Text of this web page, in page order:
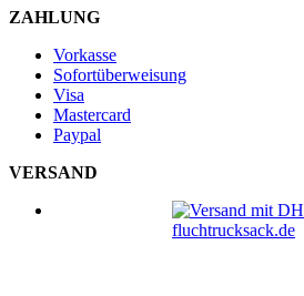
ZAHLUNG
Vorkasse
Sofortüberweisung
Visa
Mastercard
Paypal
VERSAND